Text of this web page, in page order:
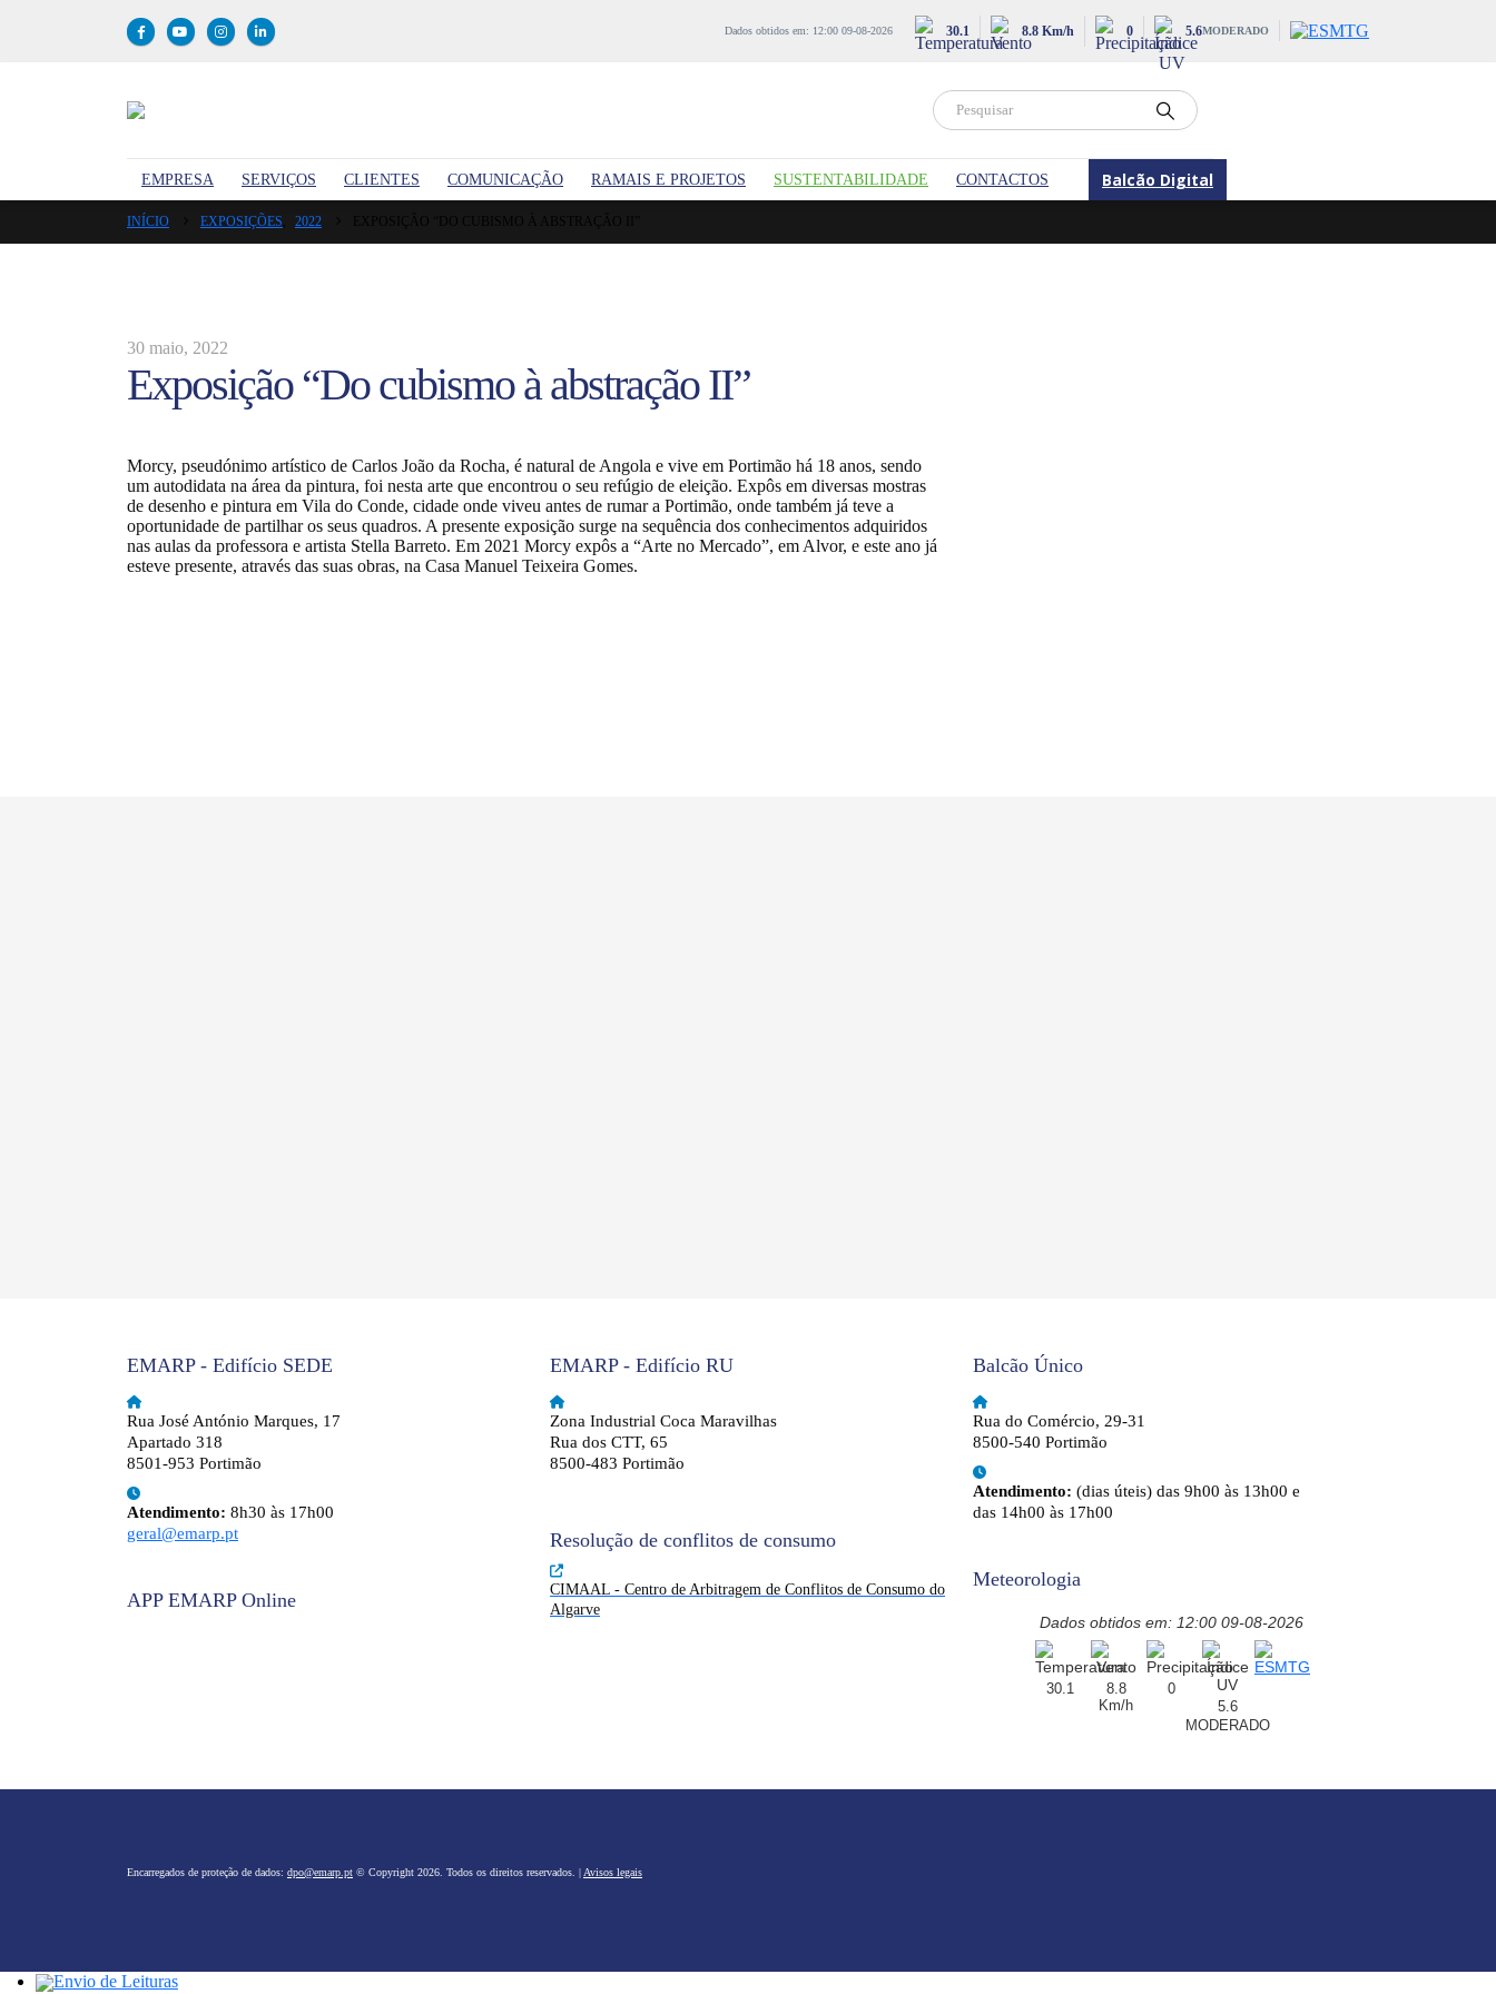
Dados obtidos em: 12:00 09-08-2026 30.1 8.8 Km/h 0 5.6MODERADO
EMPRESA SERVIÇOS CLIENTES COMUNICAÇÃO RAMAIS E PROJETOS SUSTENTABILIDADE CONTACTOS Balcão Digital
INÍCIO EXPOSIÇÕES 2022
30 maio, 2022
Exposição “Do cubismo à abstração II”
Morcy, pseudónimo artístico de Carlos João da Rocha, é natural de Angola e vive em Portimão há 18 anos, sendo
um autodidata na área da pintura, foi nesta arte que encontrou o seu refúgio de eleição. Expôs em diversas mostras
de desenho e pintura em Vila do Conde, cidade onde viveu antes de rumar a Portimão, onde também já teve a
oportunidade de partilhar os seus quadros. A presente exposição surge na sequência dos conhecimentos adquiridos
nas aulas da professora e artista Stella Barreto. Em 2021 Morcy expôs a “Arte no Mercado”, em Alvor, e este ano já
esteve presente, através das suas obras, na Casa Manuel Teixeira Gomes.
EMARP - Edifício SEDE
Rua José António Marques, 17
Apartado 318
8501-953 Portimão
Atendimento: 8h30 às 17h00
geral@emarp.pt
APP EMARP Online
EMARP - Edifício RU
Zona Industrial Coca Maravilhas
Rua dos CTT, 65
8500-483 Portimão
Resolução de conflitos de consumo
CIMAAL - Centro de Arbitragem de Conflitos de Consumo do
Algarve
Balcão Único
Rua do Comércio, 29-31
8500-540 Portimão
Atendimento: (dias úteis) das 9h00 às 13h00 e
das 14h00 às 17h00
Meteorologia
Dados obtidos em: 12:00 09-08-2026
30.1
8.8
Km/h
0
5.6
MODERADO
Encarregados de proteção de dados: dpo@emarp.pt © Copyright 2026. Todos os direitos reservados. | Avisos legais
Envio de Leituras